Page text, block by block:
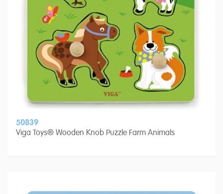
50839
Viga Toys® Wooden Knob Puzzle Farm Animals